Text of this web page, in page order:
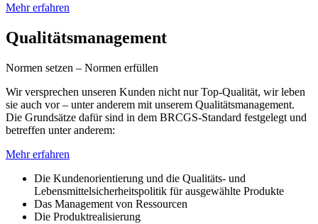
Mehr erfahren
Qualitätsmanagement
Normen setzen – Normen erfüllen
Wir versprechen unseren Kunden nicht nur Top-Qualität, wir leben
sie auch vor – unter anderem mit unserem Qualitätsmanagement.
Die Grundsätze dafür sind in dem BRCGS-Standard festgelegt und
betreffen unter anderem:
Mehr erfahren
Die Kundenorientierung und die Qualitäts- und
Lebensmittelsicherheitspolitik für ausgewählte Produkte
Das Management von Ressourcen
Die Produktrealisierung